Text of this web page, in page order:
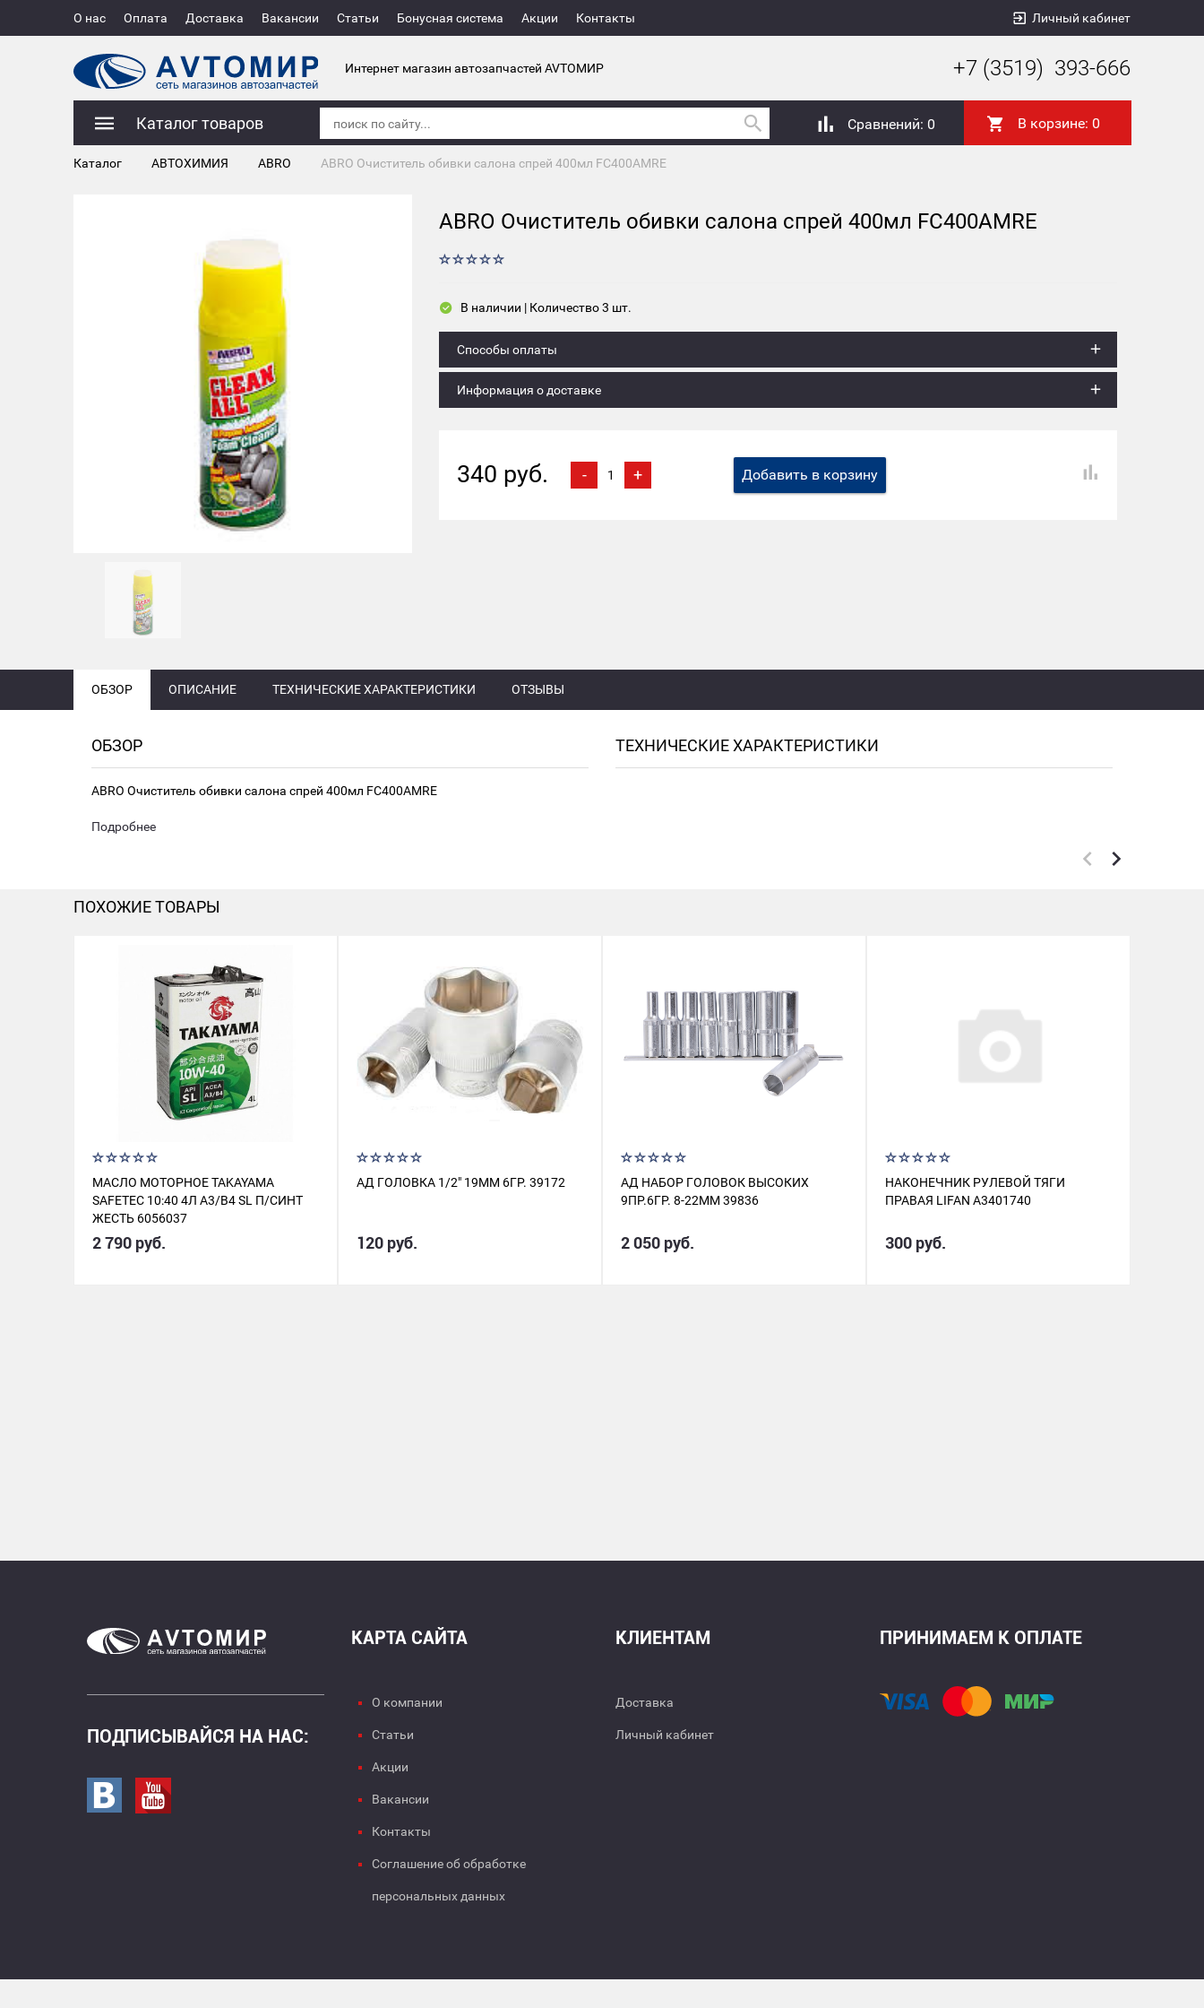
О нас Оплата Доставка Вакансии Статьи Бонусная система Акции Контакты Личный кабинет
Интернет магазин автозапчастей AVTOМИР +7 (3519) 393-666
Каталог товаров Сравнений: 0 В корзине: 0
Каталог АВТОХИМИЯ ABRO ABRO Очиститель обивки салона спрей 400мл FC400AMRE
ABRO Очиститель обивки салона спрей 400мл FC400AMRE
В наличии | Количество 3 шт.
Способы оплаты
Информация о доставке
340 руб. - + Добавить в корзину
ОБЗОР ОПИСАНИЕ ТЕХНИЧЕСКИЕ ХАРАКТЕРИСТИКИ ОТЗЫВЫ
ОБЗОР
ABRO Очиститель обивки салона спрей 400мл FC400AMRE
Подробнее
ТЕХНИЧЕСКИЕ ХАРАКТЕРИСТИКИ
ПОХОЖИЕ ТОВАРЫ
МАСЛО МОТОРНОЕ TAKAYAMA
SAFETEC 10:40 4Л A3/B4 SL П/СИНТ
ЖЕСТЬ 6056037
2 790 руб.
АД ГОЛОВКА 1/2" 19ММ 6ГР. 39172
120 руб.
АД НАБОР ГОЛОВОК ВЫСОКИХ
9ПР.6ГР. 8-22ММ 39836
2 050 руб.
НАКОНЕЧНИК РУЛЕВОЙ ТЯГИ
ПРАВАЯ LIFAN A3401740
300 руб.
ПОДПИСЫВАЙСЯ НА НАС:
Перейти в вк
КАРТА САЙТА
О компании
Статьи
Акции
Вакансии
Контакты
Соглашение об обработке
персональных данных
КЛИЕНТАМ
Доставка
Личный кабинет
ПРИНИМАЕМ К ОПЛАТЕ